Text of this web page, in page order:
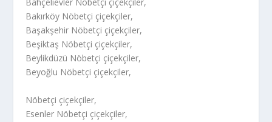
Bahçelievler Nöbetçi çiçekçiler,
Bakırköy Nöbetçi çiçekçiler,
Başakşehir Nöbetçi çiçekçiler,
Beşiktaş Nöbetçi çiçekçiler,
Beylikdüzü Nöbetçi çiçekçiler,
Beyoğlu Nöbetçi çiçekçiler,
Nöbetçi çiçekçiler,
Esenler Nöbetçi çiçekçiler,